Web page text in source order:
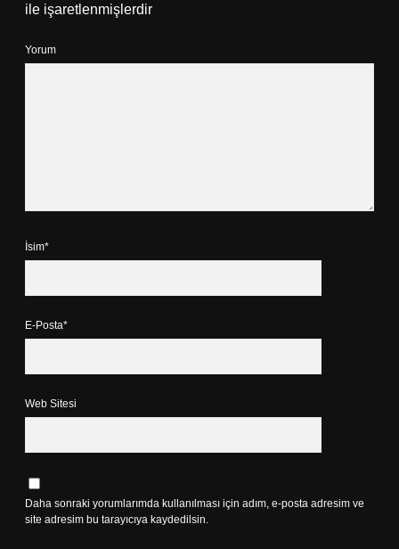
ile işaretlenmişlerdir
Yorum
İsim*
E-Posta*
Web Sitesi
Daha sonraki yorumlarımda kullanılması için adım, e-posta adresim ve
site adresim bu tarayıcıya kaydedilsin.